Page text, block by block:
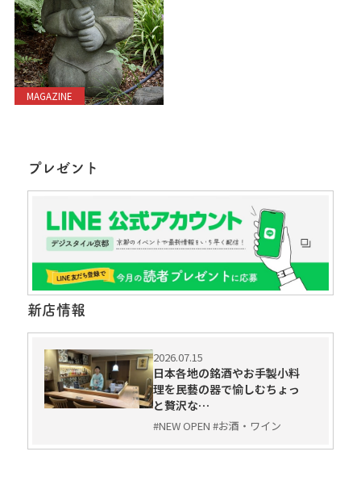
MAGAZINE
プレゼント
新店情報
2026.07.15
日本各地の銘酒やお手製小料
理を民藝の器で愉しむちょっ
と贅沢な…
#NEW OPEN #お酒・ワイン